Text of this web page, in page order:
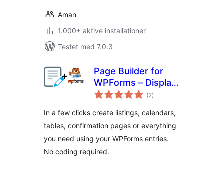
Aman
1.000+ aktive installationer
Testet med 7.0.3
Page Builder for
WPForms – Display
your WPForms
(2totale
bedømmelser
)
In a few clicks create listings, calendars,
tables, confirmation pages or everything
you need using your WPForms entries.
No coding required.